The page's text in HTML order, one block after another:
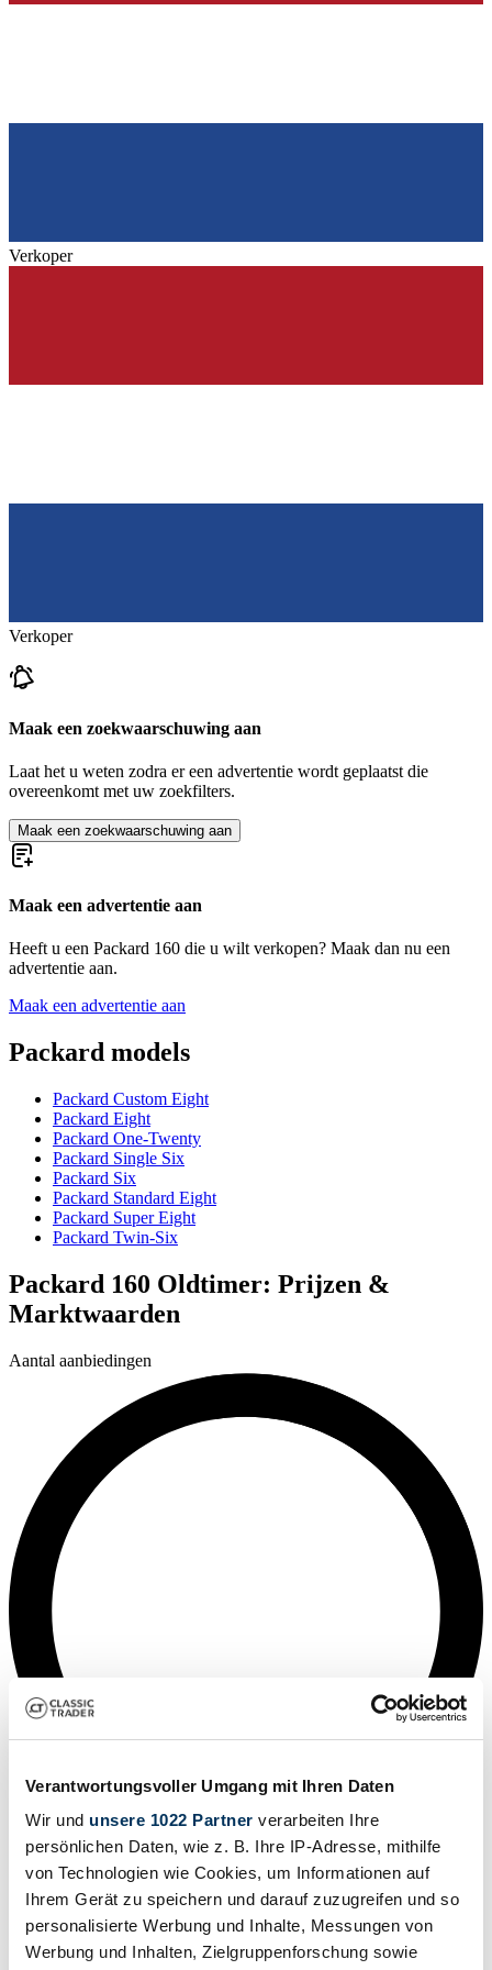
Verantwortungsvoller Umgang mit Ihren Daten
Wir und unsere 1022 Partner verarbeiten Ihre
persönlichen Daten, wie z. B. Ihre IP-Adresse, mithilfe
von Technologien wie Cookies, um Informationen auf
Ihrem Gerät zu speichern und darauf zuzugreifen und so
personalisierte Werbung und Inhalte, Messungen von
Werbung und Inhalten, Zielgruppenforschung sowie
Verkoper
Verkoper
Maak een zoekwaarschuwing aan
Laat het u weten zodra er een advertentie wordt geplaatst die
overeenkomt met uw zoekfilters.
Maak een zoekwaarschuwing aan
Maak een advertentie aan
Heeft u een Packard 160 die u wilt verkopen? Maak dan nu een
advertentie aan.
Maak een advertentie aan
Packard models
Packard Custom Eight
Packard Eight
Packard One-Twenty
Packard Single Six
Packard Six
Packard Standard Eight
Packard Super Eight
Packard Twin-Six
Packard 160 Oldtimer: Prijzen &
Marktwaarden
Aantal aanbiedingen
Mediaan